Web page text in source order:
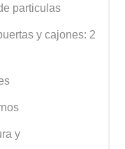
particulas
y cajones: 2
y